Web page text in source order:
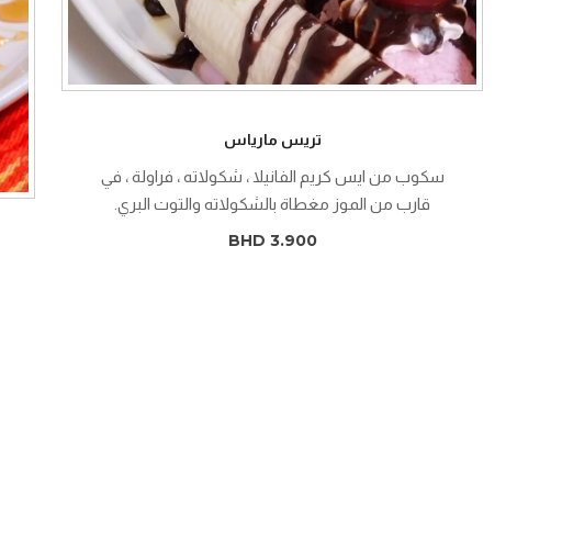
تريس مارياس
سكوب من ايس كريم الفانيلا ، شكولاته ، فراولة ، في
قارب من الموز مغطاة بالشكولاته والتوت البري.
BHD 3.900